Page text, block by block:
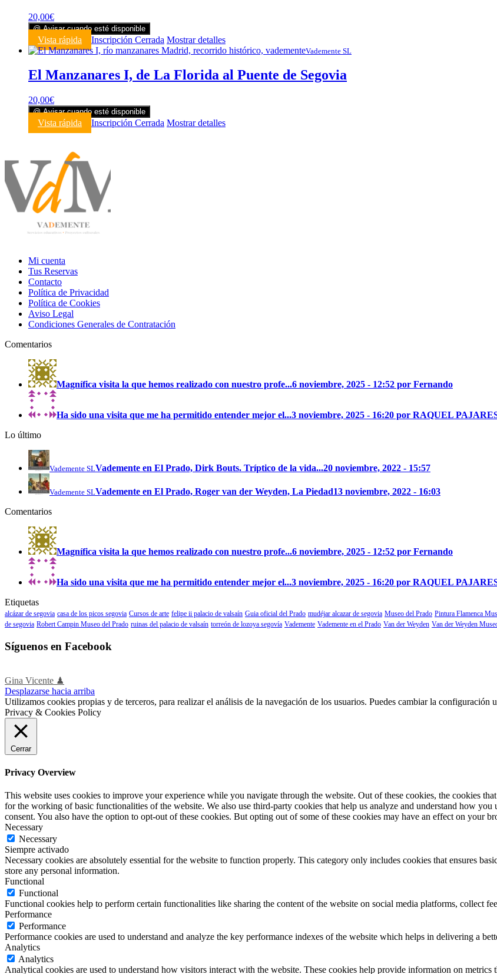
20,00€
@ Avisar cuando esté disponible
Vista rápida Inscripción Cerrada Mostrar detalles
Vademente SL
El Manzanares I, de La Florida al Puente de Segovia
20,00€
@ Avisar cuando esté disponible
Vista rápida Inscripción Cerrada Mostrar detalles
Mi cuenta
Tus Reservas
Contacto
Política de Privacidad
Política de Cookies
Aviso Legal
Condiciones Generales de Contratación
Comentarios
Magnífica visita la que hemos realizado con nuestro profe...6 noviembre, 2025 - 12:52 por Fernando
Ha sido una visita que me ha permitido entender mejor el...3 noviembre, 2025 - 16:20 por RAQUEL
Lo último
Vademente SLVademente en El Prado, Dirk Bouts. Tríptico de la vida...20 noviembre, 2022 - 15:57
Vademente SLVademente en El Prado, Roger van der Weyden, La Piedad13 noviembre, 2022 - 16:03
Comentarios
Magnífica visita la que hemos realizado con nuestro profe...6 noviembre, 2025 - 12:52 por Fernando
Ha sido una visita que me ha permitido entender mejor el...3 noviembre, 2025 - 16:20 por RAQUEL
Etiquetas
alcázar de segovia casa de los picos segovia Cursos de arte felipe ii palacio de valsaín Guia oficial del Prado mudéjar alcazar de segovia Museo del Prado Pintura Flamenca
de segovia Robert Campin Museo del Prado ruinas del palacio de valsaín torreón de lozoya segovía Vademente Vademente en el Prado Van der Weyden Van der Weyden
Síguenos en Facebook
Gina Vicente ♟
Desplazarse hacia arriba
Utilizamos cookies propias y de terceros, para realizar el análisis de la navegación de los usuarios. Puedes cambiar la configuración
Privacy & Cookies Policy
Cerrar
Privacy Overview
This website uses cookies to improve your experience while you navigate through the website. Out of these cookies, the cookies
for the working of basic functionalities of the website. We also use third-party cookies that help us analyze and understand how
consent. You also have the option to opt-out of these cookies. But opting out of some of these cookies may have an effect on your
Necessary
Necessary
Siempre activado
Necessary cookies are absolutely essential for the website to function properly. This category only includes cookies that ensures
store any personal information.
Functional
Functional
Functional cookies help to perform certain functionalities like sharing the content of the website on social media platforms, collect
Performance
Performance
Performance cookies are used to understand and analyze the key performance indexes of the website which helps in delivering a
Analytics
Analytics
Analytical cookies are used to understand how visitors interact with the website. These cookies help provide information on metrics